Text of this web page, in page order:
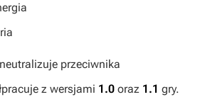
przeciwnika
z wersjami 1.0 oraz 1.1 gry.